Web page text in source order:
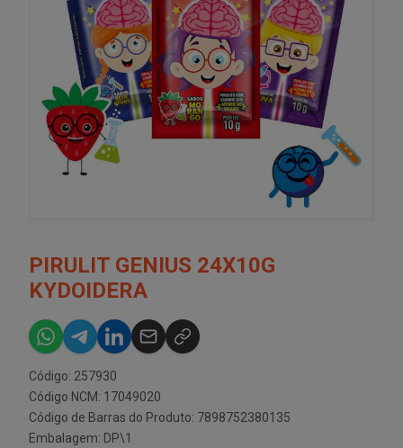
PIRULIT GENIUS 24X10G
KYDOIDERA
Código: 257930
Código NCM: 17049020
Código de Barras do Produto: 7898752380135
Embalagem: DP\1